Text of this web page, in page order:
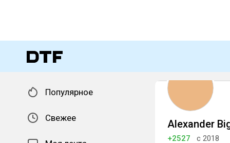
Популярное
Свежее Alexander
+2527 с 2018